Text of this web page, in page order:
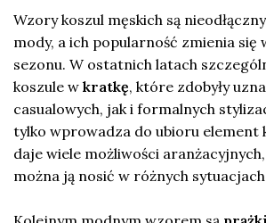
Wzory koszul męskich są
mody, a ich popularność zmienia się
sezonu. W ostatnich latach
koszule w kratkę, które zdobyły
casualowych, jak i formalnych
tylko wprowadza do ubioru element
daje wiele możliwości
można ją nosić w różnych